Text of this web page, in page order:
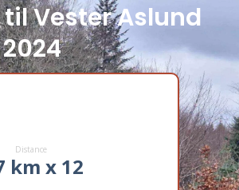
Vester Aslund
Distance
km x 12